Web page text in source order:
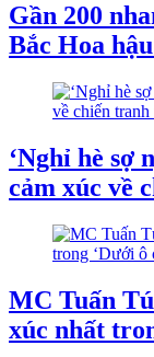
Gần 200
Bắc Hoa
‘Nghỉ hè sợ
cảm xúc về
MC Tuấn
xúc nhất